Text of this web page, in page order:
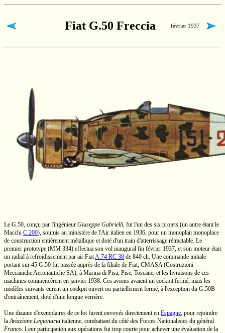
Fiat G.50 Freccia février 1937
Le G.50, conçu par l'ingénieur Giuseppe Gabrielli, fut l'un des six projets (un autre étant le
Macchi C.200), soumis au ministère de l'Air italien en 1936, pour un monoplan monoplace
de construction entièrement métallique et doté d'un train d'atterrissage rétractable. Le
premier prototype (MM 334) effectua son vol inaugural fin février 1937, et son moteur était
un radial à refroidissement par air FiatA.74 RC 38 de 840 ch. Une commande initiale
portant sur 45 G.50 fut passée auprès de la filiale de Fiat, CMASA (Costruzioni
Meccaniche Aeronautiche SA), à Marina di Pisa, Pise, Toscane, et les livraisons de ces
machines commencèrent en janvier 1938. Ces avions avaient un cockpit fermé, mais les
modèles suivants eurent un cockpit ouvert ou partiellement fermé, à l'exception du G.50B
d'entraînement, doté d'une longue verrière.
Une dizaine d'exemplaires de ce lot furent envoyés directement en Espagne, pour rejoindre
laAviazione Legionaria italienne, combattant du côté des Forces Nationalistes du général
Franco. Leur participation aux opérations fut trop courte pour achever une évaluation de la